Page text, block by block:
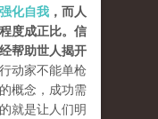
化自我 ，而人
度成正比。信
帮助世人揭开
动家不能单枪
概念，成功需
就是让人们明